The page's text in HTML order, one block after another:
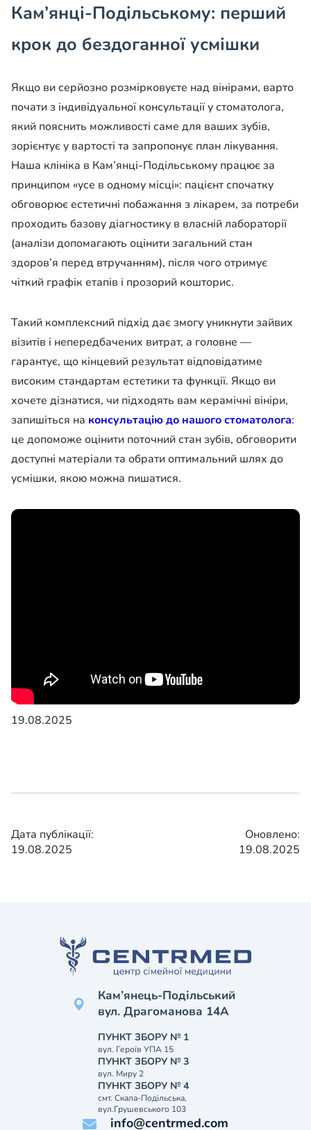
Кам’янці-Подільському: перший
крок до бездоганної усмішки
Якщо ви серйозно розмірковуєте над вінірами, варто
почати з індивідуальної консультації у стоматолога,
який пояснить можливості саме для ваших зубів,
зорієнтує у вартості та запропонує план лікування.
Наша клініка в Кам’янці-Подільському працює за
принципом «усе в одному місці»: пацієнт спочатку
обговорює естетичні побажання з лікарем, за потреби
проходить базову діагностику в власній лабораторії
(аналізи допомагають оцінити загальний стан
здоров’я перед втручанням), після чого отримує
чіткий графік етапів і прозорий кошторис.
Такий комплексний підхід дає змогу уникнути зайвих
візитів і непередбачених витрат, а головне —
гарантує, що кінцевий результат відповідатиме
високим стандартам естетики та функції. Якщо ви
хочете дізнатися, чи підходять вам керамічні вініри,
запишіться на консультацію до нашого стоматолога:
це допоможе оцінити поточний стан зубів, обговорити
доступні матеріали та обрати оптимальний шлях до
усмішки, якою можна пишатися.
19.08.2025
Дата публікації:
19.08.2025
Оновлено:
19.08.2025
Кам’янець-Подільський
вул. Драгоманова 14А
ПУНКТ ЗБОРУ № 1
вул. Героїв УПА 15
ПУНКТ ЗБОРУ № 3
вул. Миру 2
ПУНКТ ЗБОРУ № 4
смт. Скала-Подільська,
вул.Грушевського 103
info@centrmed.com